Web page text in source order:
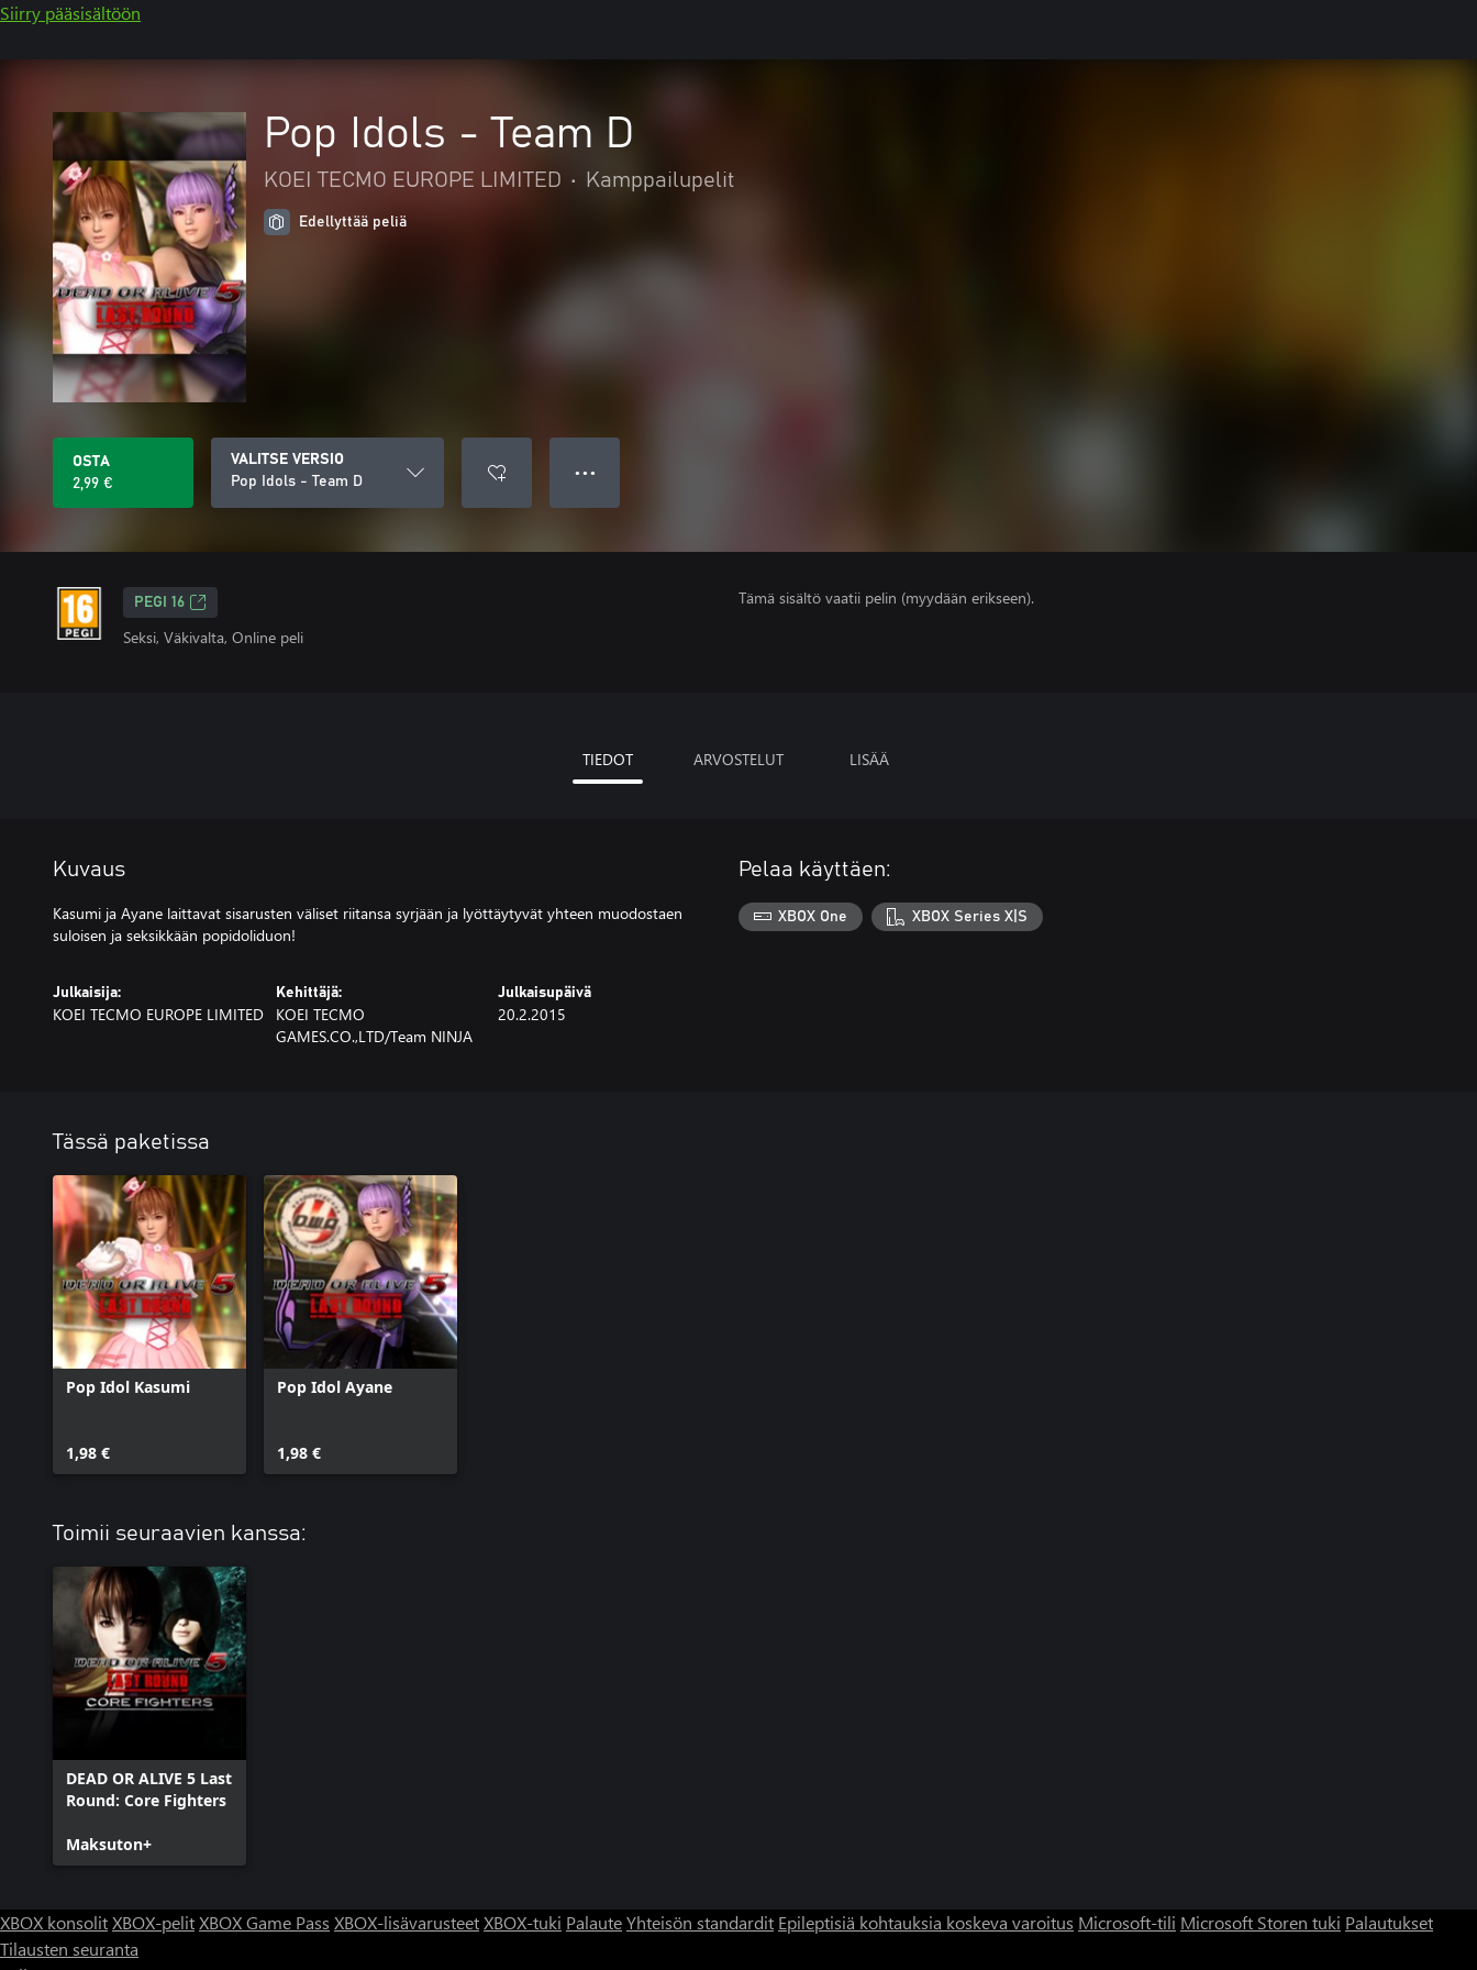
Siirry pääsisältöön
Pop Idols - Team D
KOEI TECMO EUROPE LIMITED • Kamppailupelit
Edellyttää peliä
OSTA
2,99 €
VALITSE VERSIO
Pop Idols - Team D
● ● ●
PEGI 16
Seksi, Väkivalta, Online peli
Tämä sisältö vaatii pelin (myydään erikseen).
TIEDOT ARVOSTELUT LISÄÄ
Kuvaus
Kasumi ja Ayane laittavat sisarusten väliset riitansa syrjään ja lyöttäytyvät yhteen muodostaen
suloisen ja seksikkään popidoliduon!
Julkaisija:
KOEI TECMO EUROPE LIMITED
Kehittäjä:
KOEI TECMO
GAMES.CO.,LTD/Team NINJA
Julkaisupäivä
20.2.2015
Pelaa käyttäen:
XBOX One XBOX Series X|S
Tässä paketissa
Pop Idol Kasumi
1,98 €
Pop Idol Ayane
1,98 €
Toimii seuraavien kanssa:
DEAD OR ALIVE 5 Last
Round: Core Fighters
Maksuton+
XBOX konsolitXBOX-pelitXBOX Game Pass XBOX-lisävarusteetXBOX-tuki PalauteYhteisön standardit Epileptisiä kohtauksia koskeva varoitus Microsoft-tili Microsoft Storen tuki Palautukset
Tilausten seuranta